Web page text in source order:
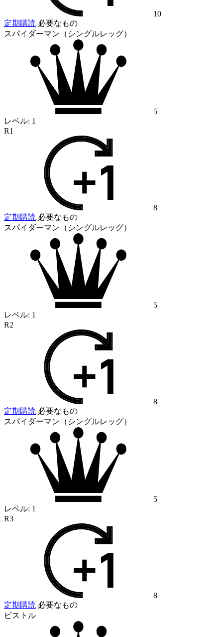
10
定期購読 必要なもの
スパイダーマン（シングルレッグ）
5
レベル: 1
R1
8
定期購読 必要なもの
スパイダーマン（シングルレッグ）
5
レベル: 1
R2
8
定期購読 必要なもの
スパイダーマン（シングルレッグ）
5
レベル: 1
R3
8
定期購読 必要なもの
ピストル